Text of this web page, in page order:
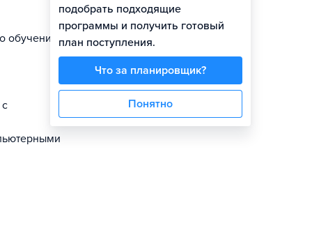
обучения
подобрать подходящие
программы и получить готовый
план поступления.
Что за планировщик?
Понятно